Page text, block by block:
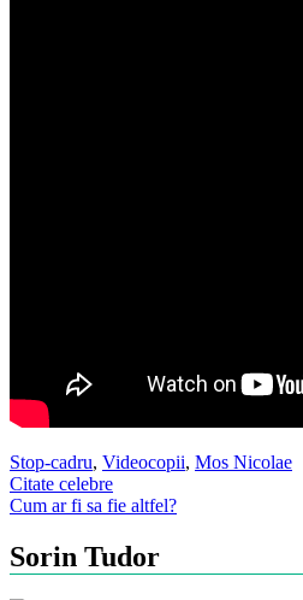
Stop-cadru, Videocopii, Mos Nicolae
Post
navigation
Citate celebre
Cum ar fi sa fie altfel?
Sorin Tudor